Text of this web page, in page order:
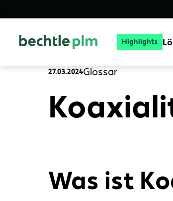
Highlights
27.03.2024Glossar
Was ist